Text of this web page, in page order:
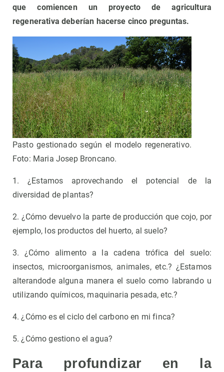
que comiencen un proyecto de agricultura
regenerativa deberían hacerse cinco preguntas.
Pasto gestionado según el modelo regenerativo.
Foto: Maria Josep Broncano.
1. ¿Estamos aprovechando el potencial de la
diversidad de plantas?
2. ¿Cómo devuelvo la parte de producción que cojo, por
ejemplo, los productos del huerto, al suelo?
3. ¿Cómo alimento a la cadena trófica del suelo:
insectos, microorganismos, animales, etc.? ¿Estamos
alterandode alguna manera el suelo como labrando u
utilizando químicos, maquinaria pesada, etc.?
4. ¿Cómo es el ciclo del carbono en mi finca?
5. ¿Cómo gestiono el agua?
Para profundizar en la